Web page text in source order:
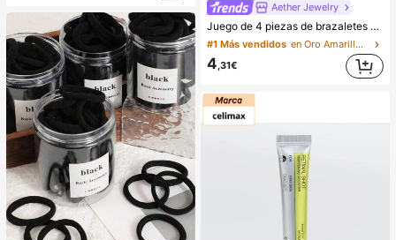
Aether Jewelry
Juego de 4 piezas de brazaletes de oreja minimalistas con circonita cúbica - Se pueden apilar, sin necesidad de perforación, adecuado para uso diario en la oficina (Juego de 4 piezas, no 4 pares), regalo para ella
#1 Más vendidos en Oro Amarillo Pendientes De Mujer
4,31€